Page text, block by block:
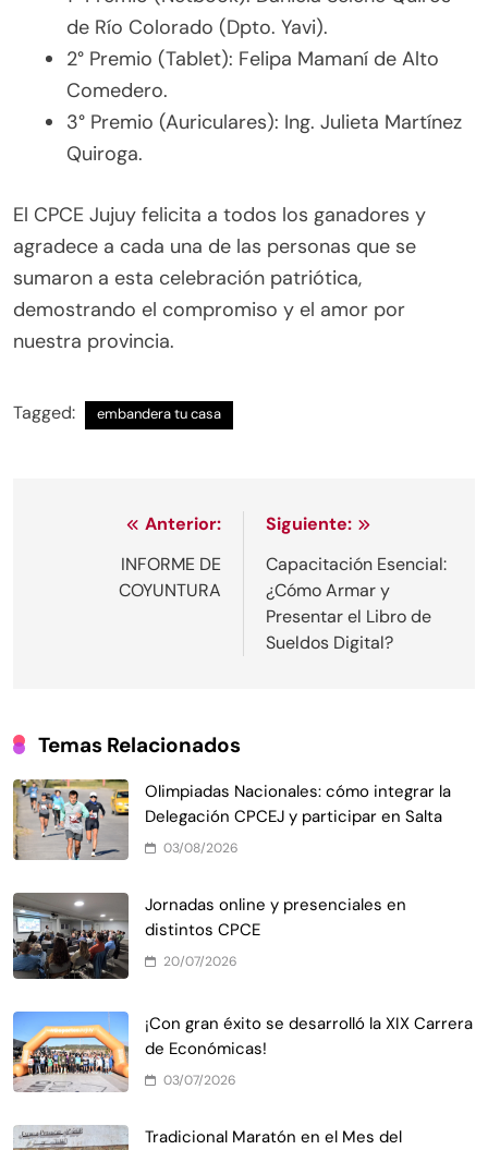
de Río Colorado (Dpto. Yavi).
2° Premio (Tablet): Felipa Mamaní de Alto
Comedero.
3° Premio (Auriculares): Ing. Julieta Martínez
Quiroga.
El CPCE Jujuy felicita a todos los ganadores y
agradece a cada una de las personas que se
sumaron a esta celebración patriótica,
demostrando el compromiso y el amor por
nuestra provincia.
Tagged: embandera tu casa
Anterior:
INFORME DE
COYUNTURA
Siguiente:
Capacitación Esencial:
¿Cómo Armar y
Presentar el Libro de
Sueldos Digital?
Temas Relacionados
Olimpiadas Nacionales: cómo integrar la
Delegación CPCEJ y participar en Salta
03/08/2026
Jornadas online y presenciales en
distintos CPCE
20/07/2026
¡Con gran éxito se desarrolló la XIX Carrera
de Económicas!
03/07/2026
Tradicional Maratón en el Mes del